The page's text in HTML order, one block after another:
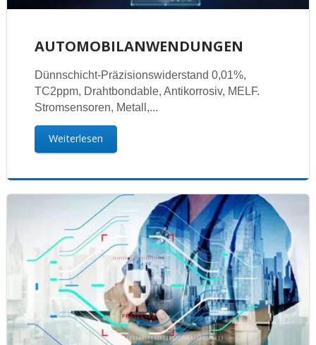
AUTOMOBILANWENDUNGEN
Dünnschicht-Präzisionswiderstand 0,01%,
TC2ppm, Drahtbondable, Antikorrosiv, MELF.
Stromsensoren, Metall,...
Weiterlesen